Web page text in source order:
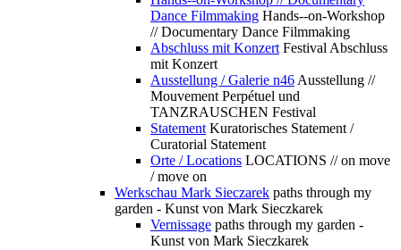
Dance Filmmaking Hands--on-Workshop
// Documentary Dance Filmmaking
Abschluss mit Konzert Festival Abschluss
mit Konzert
Ausstellung / Galerie n46 Ausstellung //
Mouvement Perpétuel und
TANZRAUSCHEN Festival
Statement Kuratorisches Statement /
Curatorial Statement
Orte / Locations LOCATIONS // on move
/ move on
Werkschau Mark Sieczarek paths through my
garden - Kunst von Mark Sieczkarek
Vernissage paths through my garden -
Kunst von Mark Sieczkarek